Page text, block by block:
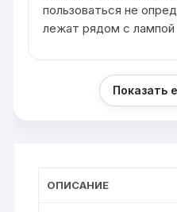
пользоваться не
лежат рядом с лампой
Показать
ОПИСАНИЕ